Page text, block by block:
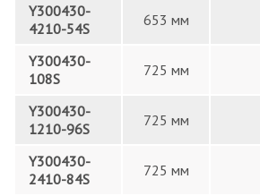
Y300430-
4210-54S
653 мм
Y300430-
108S
725 мм
Y300430-
1210-96S
725 мм
Y300430-
2410-84S
725 мм